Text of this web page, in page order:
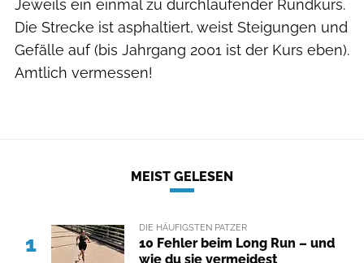
Jeweils ein einmal zu durchlaufender Rundkurs.
Die Strecke ist asphaltiert, weist Steigungen und
Gefälle auf (bis Jahrgang 2001 ist der Kurs eben).
Amtlich vermessen!
MEIST GELESEN
1
DIE HÄUFIGSTEN PATZER
10 Fehler beim Long Run – und
wie du sie vermeidest